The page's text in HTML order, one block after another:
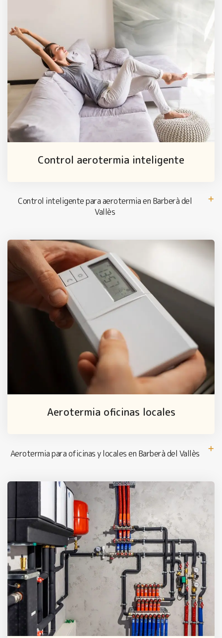
Control aerotermia inteligente
Control inteligente para aerotermia en Barberà del
Vallès
Aerotermia oficinas locales
Aerotermia para oficinas y locales en Barberà del Vallès